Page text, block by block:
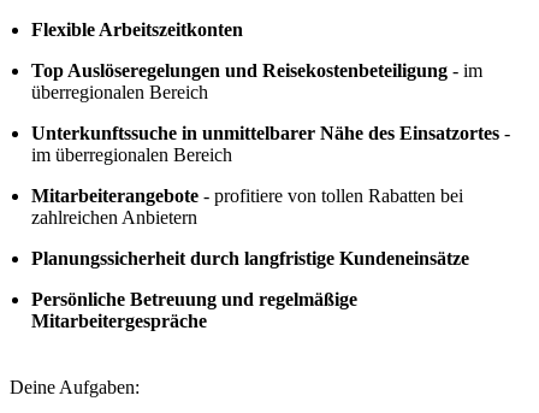
Flexible Arbeitszeitkonten
Top Auslöseregelungen und Reisekostenbeteiligung - im
überregionalen Bereich
Unterkunftssuche in unmittelbarer Nähe des Einsatzortes -
im überregionalen Bereich
Mitarbeiterangebote - profitiere von tollen Rabatten bei
zahlreichen Anbietern
Planungssicherheit durch langfristige Kundeneinsätze
Persönliche Betreuung und regelmäßige
Mitarbeitergespräche
Deine Aufgaben: